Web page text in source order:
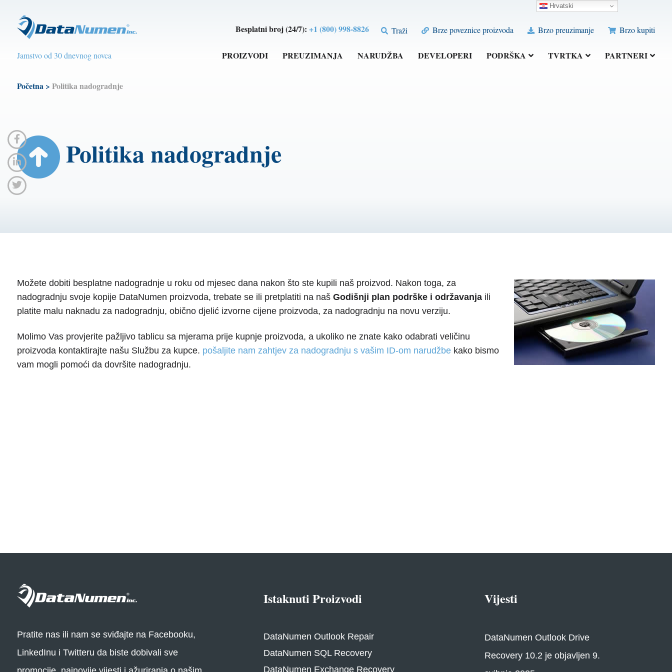
Besplatni broj (24/7):+1 (800) 998-8826 Traži Brze poveznice proizvoda Brzo preuzimanje Brzo kupiti
Jamstvo od 30 dnevnog novca PROIZVODI PREUZIMANJA NARUDŽBA DEVELOPERI PODRŠKA TVRTKA PARTNERI
Početna> Politika nadogradnje
Politika nadogradnje
Možete dobiti besplatne nadogradnje u roku od mjesec dana nakon što ste kupili naš proizvod. Nakon toga, za
nadogradnju svoje kopije DataNumen proizvoda, trebate se ili pretplatiti na naš Godišnji plan podrške i održavanjaili
platite malu naknadu za nadogradnju, obično djelić izvorne cijene proizvoda, za nadogradnju na novu verziju.
Molimo Vas provjerite pažljivo tablicu sa mjerama prije kupnje proizvoda, a ukoliko ne znate kako odabrati veličinu
proizvoda kontaktirajte našu Službu za kupce. pošaljite nam zahtjev za nadogradnju s vašim ID-om narudžbekako bismo
vam mogli pomoći da dovršite nadogradnju.
Pratite nas ili nam se sviđajte na Facebooku,
LinkedInu i Twitteru da biste dobivali sve
Istaknuti Proizvodi
DataNumen Outlook Repair
DataNumen SQL Recovery
DataNumen Exchange Recovery
Vijesti
DataNumen Outlook Drive
Recovery 10.2 je objavljen 9.
Hrvatski